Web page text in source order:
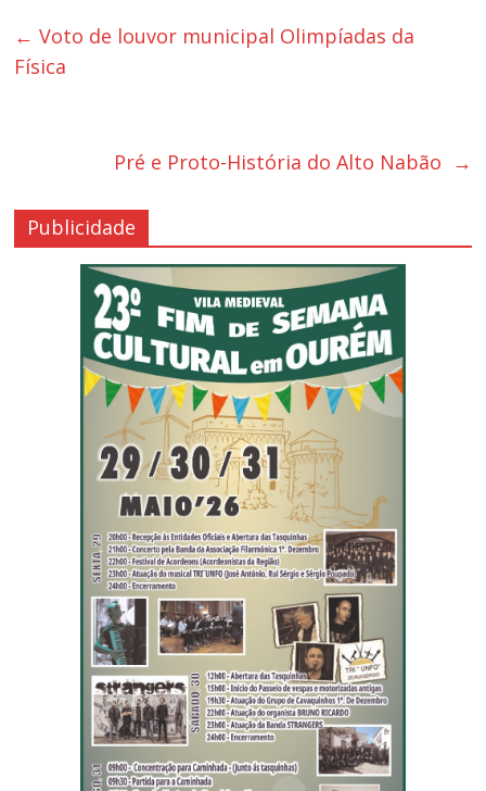
← Voto de louvor municipal Olimpíadas da
Física
Pré e Proto-História do Alto Nabão →
Publicidade